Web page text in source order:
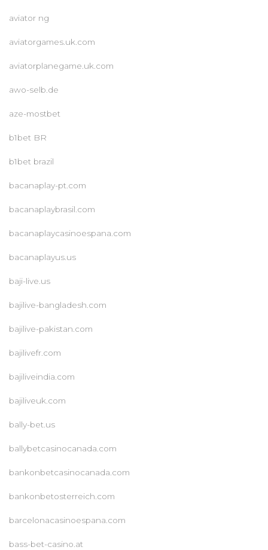
aviator ng
aviatorgames.uk.com
aviatorplanegame.uk.com
awo-selb.de
aze-mostbet
b1bet BR
b1bet brazil
bacanaplay-pt.com
bacanaplaybrasil.com
bacanaplaycasinoespana.com
bacanaplayus.us
baji-live.us
bajilive-bangladesh.com
bajilive-pakistan.com
bajilivefr.com
bajiliveindia.com
bajiliveuk.com
bally-bet.us
ballybetcasinocanada.com
bankonbetcasinocanada.com
bankonbetosterreich.com
barcelonacasinoespana.com
bass-bet-casino.at